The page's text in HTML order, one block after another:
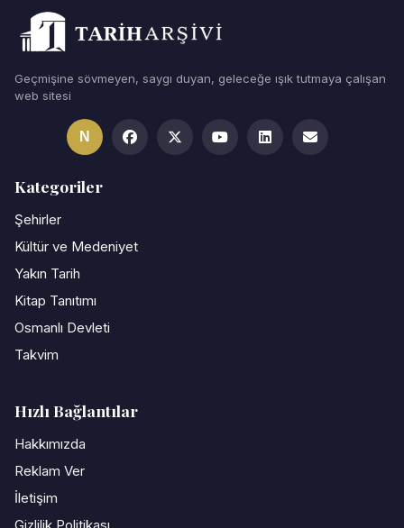
Geçmişine sövmeyen, saygı duyan, geleceğe ışık tutmaya çalışan
web sitesi
N
Kategoriler
Şehirler
Kültür ve Medeniyet
Yakın Tarih
Kitap Tanıtımı
Osmanlı Devleti
Takvim
Hızlı Bağlantılar
Hakkımızda
Reklam Ver
İletişim